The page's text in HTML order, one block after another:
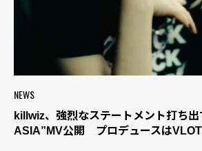
NEWS
killwiz、強烈なステートメント打ち
ASIA”MV公開 プロデュースは